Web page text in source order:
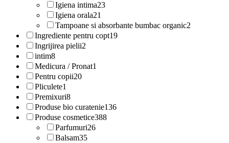
Igiena intima23
Igiena orala21
Tampoane si absorbante bumbac organic2
Ingrediente pentru copt19
Ingrijirea pielii2
intim8
Medicura / Pronat1
Pentru copii20
Pliculete1
Premixuri8
Produse bio curatenie136
Produse cosmetice388
Parfumuri26
Balsam35